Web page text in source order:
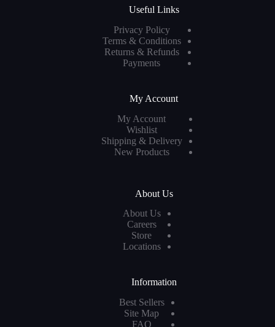
Useful Links
Privacy Policy
Terms & Conditions
Returns & Refunds
Payments
My Account
My Account
Wishlist
Shipping & Delivery
New Products
About Us
About Us
Careers
Store
Locations
Information
Best Sellers
Site Map
FAQ